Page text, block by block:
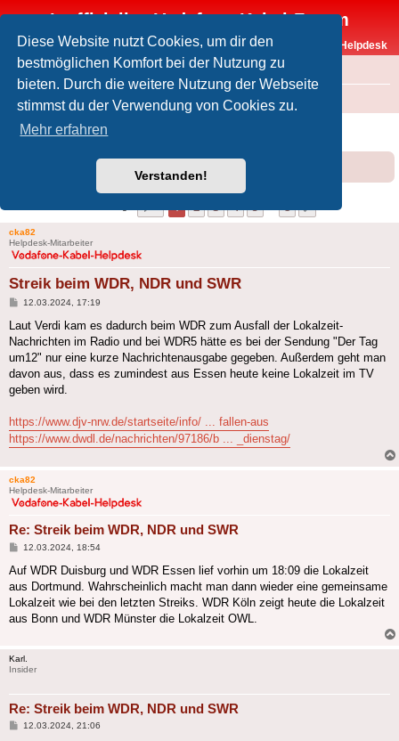
Diese Website nutzt Cookies, um dir den
bestmöglichen Komfort bei der Nutzung zu
bieten. Durch die weitere Nutzung der Webseite
stimmst du der Verwendung von Cookies zu.
Mehr erfahren
Verstanden!
Inoffizielles Vodafone-Kabel-Forum
Vodafone-Kabel-Helpdesk
FAQ
Foren-Übersicht Offtopic
Streik beim WDR, NDR und SWR
1 2 3 4 5 8 Nächste
cka82
Helpdesk-Mitarbeiter
Streik beim WDR, NDR und SWR
Beitrag
12.03.2024, 17:19
Laut Verdi kam es dadurch beim WDR zum Ausfall der Lokalzeit-
Nachrichten im Radio und bei WDR5 hätte es bei der Sendung "Der Tag
um12" nur eine kurze Nachrichtenausgabe gegeben. Außerdem geht man
davon aus, dass es zumindest aus Essen heute keine Lokalzeit im TV
geben wird.
https://www.djv-nrw.de/startseite/info/ ... fallen-aus
https://www.dwdl.de/nachrichten/97186/b ... _dienstag/
cka82
Helpdesk-Mitarbeiter
Re: Streik beim WDR, NDR und SWR
Beitrag
12.03.2024, 18:54
Auf WDR Duisburg und WDR Essen lief vorhin um 18:09 die Lokalzeit
aus Dortmund. Wahrscheinlich macht man dann wieder eine gemeinsame
Lokalzeit wie bei den letzten Streiks. WDR Köln zeigt heute die Lokalzeit
aus Bonn und WDR Münster die Lokalzeit OWL.
Karl.
Insider
Re: Streik beim WDR, NDR und SWR
Beitrag
12.03.2024, 21:06